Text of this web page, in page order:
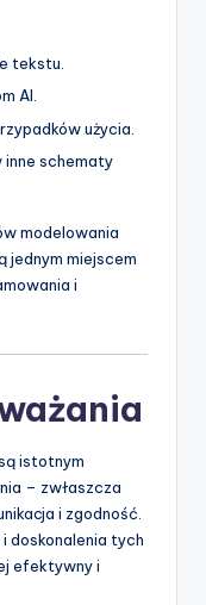
tekstu.
AI.
użycia.
inne schematy
modelowania
jednym miejscem
i
istotnym
– zwłaszcza
i zgodność.
doskonalenia tych
efektywny i